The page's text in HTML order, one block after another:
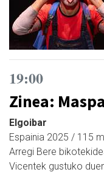
19:00
Zinea:
Elgoibar
Espainia 2025 / 115
Arregi Bere
Vicentek gustuko